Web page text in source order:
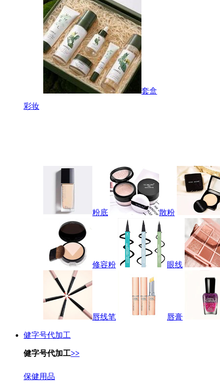
套盒
彩妆
粉底 散粉
修容粉 眼线
唇线笔 唇膏
健字号代加工
健字号代加工>>
保健用品